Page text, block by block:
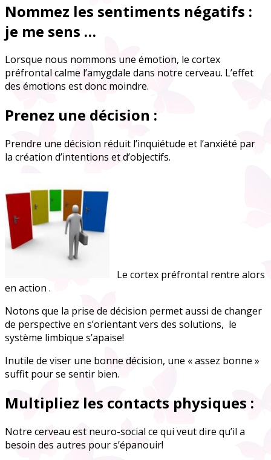
Nommez les sentiments négatifs :
je me sens …
Lorsque nous nommons une émotion, le cortex
préfrontal calme l’amygdale dans notre cerveau. L’effet
des émotions est donc moindre.
Prenez une décision :
Prendre une décision réduit l’inquiétude et l’anxiété par
la création d’intentions et d’objectifs.
Le cortex préfrontal rentre alors
en action .
Notons que la prise de décision permet aussi de changer
de perspective en s’orientant vers des solutions, le
système limbique s’apaise!
Inutile de viser une bonne décision, une « assez bonne »
suffit pour se sentir bien.
Multipliez les contacts physiques :
Notre cerveau est neuro-social ce qui veut dire qu’il a
besoin des autres pour s’épanouir!